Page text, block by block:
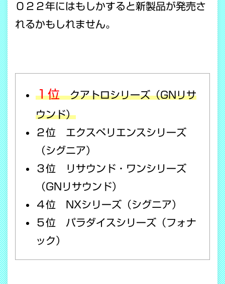
０２２年にはもしかすると新製品が発売さ
れるかもしれません。
１位クアトロシリーズ（GNリサ
ウンド）
２位 エクスペリエンスシリーズ
（シグニア）
３位 リサウンド・ワンシリーズ
（GNリサウンド）
４位 NXシリーズ（シグニア）
５位 パラダイスシリーズ（フォナ
ック）